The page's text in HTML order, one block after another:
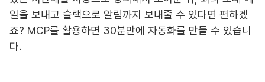
일을 보내고 슬랙으로 알림까지 보내줄 수 있다면 편하겠
죠? MCP를 활용하면 30분만에 자동화를 만들 수 있습니
다.